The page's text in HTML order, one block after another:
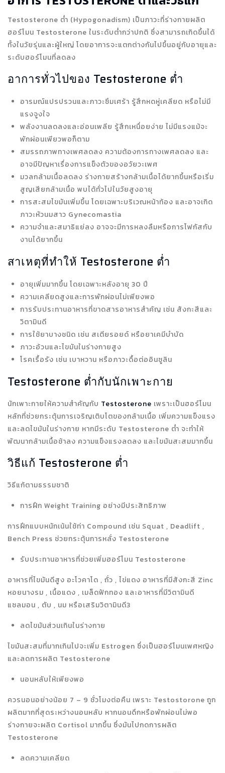
Testosterone ต่ำ (Hypogonadism) เป็นภาวะที่ร่างกายผลิต
ฮอร์โมน Testosterone ในระดับต่ำกว่าปกติ ซึ่งสามารถเกิดขึ้นได้
ทั้งในวัยรุ่นและผู้ใหญ่ โดยอาการจะแตกต่างกันไปขึ้นอยู่กับอายุและ
ระดับฮอร์โมนที่ลดลง
อาการทั่วไปของ Testosterone ต่ำ
อารมณ์แปรปรวนและภาวะซึมเศร้า รู้สึกหดหู่เคลียด หรือไม่มี
แรงจูงใจ
พลังงานลดลงและอ่อนเพลีย รู้สึกเหนื่อยง่าย ไม่มีแรงแม้จะ
พักผ่อนเพียวพอก็ตาม
สมรรถภาพทางเพศลดลง ความต้องการทางเพศลดลง และ
อาจมีปัญหาเรื่องการแข็งตัวของอวัยวะเพศ
มวลกล้ามเนื้อลดลง ร่างกายสร้างกล้ามเนื้อได้ยากขึ้นหรือเริ่ม
สูญเสียกล้ามเนื้อ พบได้ทั่วไปในวัยสูงอายุ
การสะสมไขมันเพิ่มขึ้น โดยเฉพาะบริเวณหน้าท้อง และอาจเกิด
ภาวะหัวนมสาว Gynecomastia
ความจำและสมาธิแย่ลง อาจจะมีการหลงลืมหรือการโฟกัสกับ
งานได้ยากขึ้น
สาเหตุที่ทำให้ Testosterone ต่ำ
อายุเพิ่มมากขึ้น โดยเฉพาะหลังอายุ 30 ปี
ความเคลียดสูงและการพักผ่อนไม่เพียงพอ
การรับประทานอาหารที่ขาดสารอาหารสำคัญ เช่น สังกะสีและ
วิตามินดี
การใช้ยาบางชนิด เช่น สเตียรอยด์ หรือยาเคมีบำบัด
ภาวะอ้วนและไขมันในร่างกายสูง
โรคเรื้อรัง เช่น เบาหวาน หรือภาวะดื้อต่ออินซูลิน
Testosterone ต่ำกับนักเพาะกาย
นักเพาะกายให้ความสำคัญกับ Testosterone เพราะเป็นฮอร์โมน
หลักที่ช่วยกระตุ้นการเจริญเติบโตของกล้ามเนื้อ เพิ่มความแข็งแรง
และลดไขมันในร่างกาย หากมีระดับ Testosterone ต่ำ จะทำให้
พัฒนากล้ามเนื้อช้าลง ความแข็งแรงลดลง และไขมันสะสมมากขึ้น
วิธีแก้ Testosterone ต่ำ
วิธีแก้ตามธรรมชาติ
การฝึก Weight Training อย่างมีประสิทธิภาพ
การฝึกแบบหนักเน้นใช้ท่า Compound เช่น Squat , Deadlift ,
Bench Press ช่วยกระตุ้นการหลั่ง Testosterone
รับประทานอาหารที่ช่วยเพิ่มฮอร์โมน Testosterone
อาหารที่ไขมันดีสูง อะโวคาโด , ถั่ว , ไข่แดง อาหารที่มีสังกะสี Zinc
หอยนางรม , เนื้อแดง , เมล็ดฟักทอง และอาหารที่มีวิตามินดี
แซลมอน , ตับ , นม หรือเสริมวิตามินดี3
ลดไขมันส่วนเกินในร่างกาย
ไขมันสะสมที่มากเกินไปจะเพิ่ม Estrogen ซึ่งเป็นฮอร์โมนเพศหญิง
และลดการผลิต Testosterone
นอนหลับให้เพียงพอ
ควรนอนอย่างน้อย 7 – 9 ชั่วโมงต่อคืน เพราะ Testostorone ถูก
ผลิตมากที่สุดระหว่างนอนหลับ หากนอนดึกหรือพักผ่อนไม่พอ
ร่างกายจะผลิต Cortisol มากขึ้น ซึ่งมันไปกดการผลิต
Testosterone
ลดความเคลียด